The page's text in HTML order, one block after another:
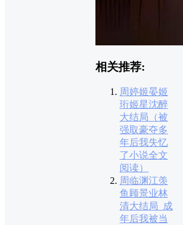
相关推荐:
周婷姬晏姬
珩姬星沈醉
大结局（被
强取豪夺多
年后我失忆
了小说全文
阅读）
周临渊江羡
鱼顾景业林
清大结局_成
年后我被当